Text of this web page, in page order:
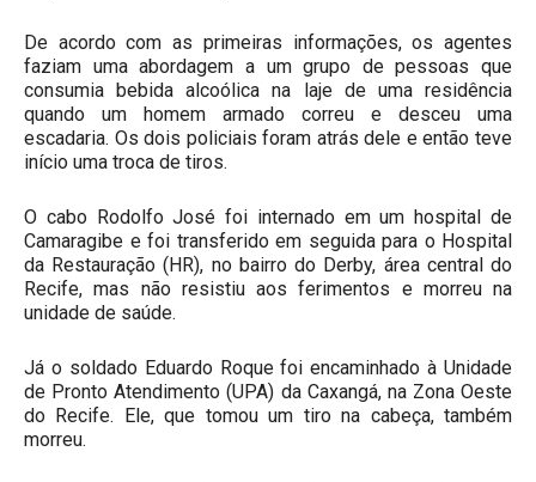
De acordo com as primeiras informações, os agentes
faziam uma abordagem a um grupo de pessoas que
consumia bebida alcoólica na laje de uma residência
quando um homem armado correu e desceu uma
escadaria. Os dois policiais foram atrás dele e então teve
início uma troca de tiros.
O cabo Rodolfo José foi internado em um hospital de
Camaragibe e foi transferido em seguida para o Hospital
da Restauração (HR), no bairro do Derby, área central do
Recife, mas não resistiu aos ferimentos e morreu na
unidade de saúde.
Já o soldado Eduardo Roque foi encaminhado à Unidade
de Pronto Atendimento (UPA) da Caxangá, na Zona Oeste
do Recife. Ele, que tomou um tiro na cabeça, também
morreu.